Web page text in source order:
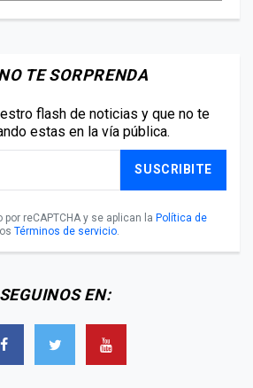
TE SORPRENDA
flash de noticias y que no te
estas en la vía pública.
SUSCRIBITE
reCAPTCHA y se aplican la Política de
Términos de servicio.
SEGUINOS EN: